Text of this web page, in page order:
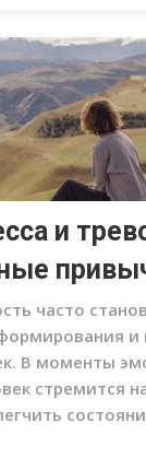
и
часто
В моменты
стремится